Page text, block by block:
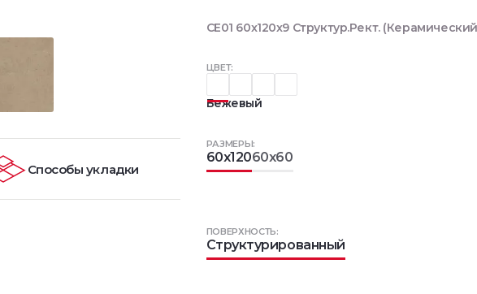
ЦВЕТ:
Бежевый
РАЗМЕРЫ:
60x12060x60
ПОВЕРХНОСТЬ:
Структурированный
CE01 60x120x9 Структур.Рект.
Способы укладки